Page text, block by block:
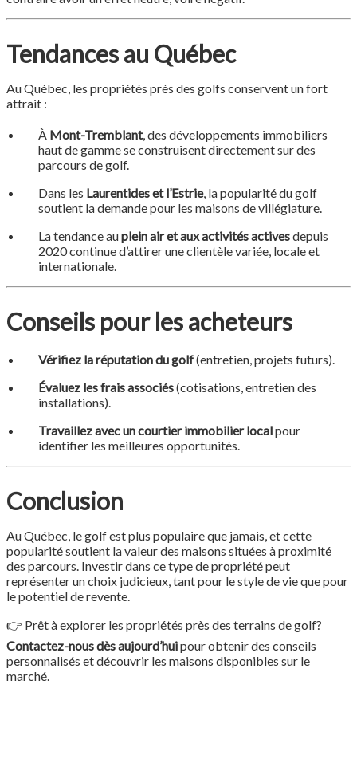
Tendances au Québec
Au Québec, les propriétés près des golfs conservent un fort
attrait :
À Mont-Tremblant, des développements immobiliers
haut de gamme se construisent directement sur des
parcours de golf.
Dans les Laurentides et l’Estrie, la popularité du golf
soutient la demande pour les maisons de villégiature.
La tendance auplein air et aux activités activesdepuis
2020 continue d’attirer une clientèle variée, locale et
internationale.
Conseils pour les acheteurs
Vérifiez la réputation du golf(entretien, projets futurs).
Évaluez les frais associés(cotisations, entretien des
installations).
Travaillez avec un courtier immobilier localpour
identifier les meilleures opportunités.
Conclusion
Au Québec, le golf est plus populaire que jamais, et cette
popularité soutient la valeur des maisons situées à proximité
des parcours. Investir dans ce type de propriété peut
représenter un choix judicieux, tant pour le style de vie que pour
le potentiel de revente.
👉 Prêt à explorer les propriétés près des terrains de golf?
Contactez-nous dès aujourd’huipour obtenir des conseils
personnalisés et découvrir les maisons disponibles sur le
marché.